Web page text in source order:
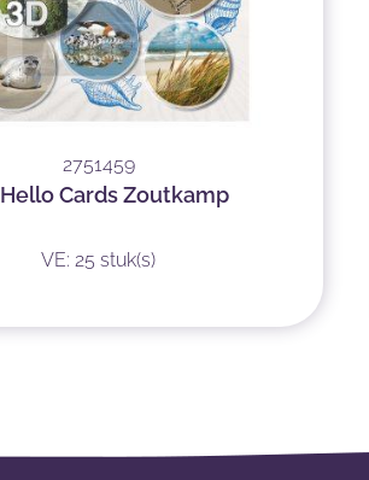
2751459
Cards Zoutkamp
VE: 25 stuk(s)